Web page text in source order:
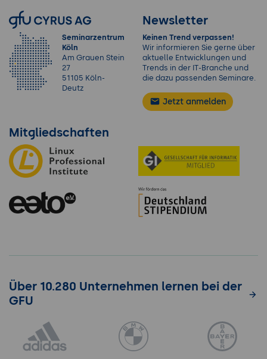
Seminarzentrum
Köln
Am Grauen Stein
27
51105 Köln-
Deutz
Newsletter
Keinen Trend verpassen!
Wir informieren Sie gerne über
aktuelle Entwicklungen und
Trends in der IT-Branche und
die dazu passenden Seminare.
Jetzt anmelden
Mitgliedschaften
Über 10.280 Unternehmen lernen bei der
GFU